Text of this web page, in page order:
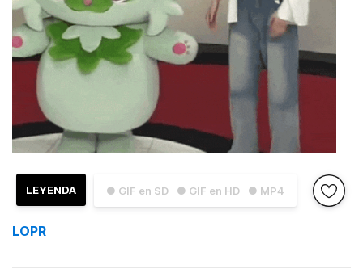
● GIF en SD ● GIF en HD ● MP4
LEYENDA
LOPR